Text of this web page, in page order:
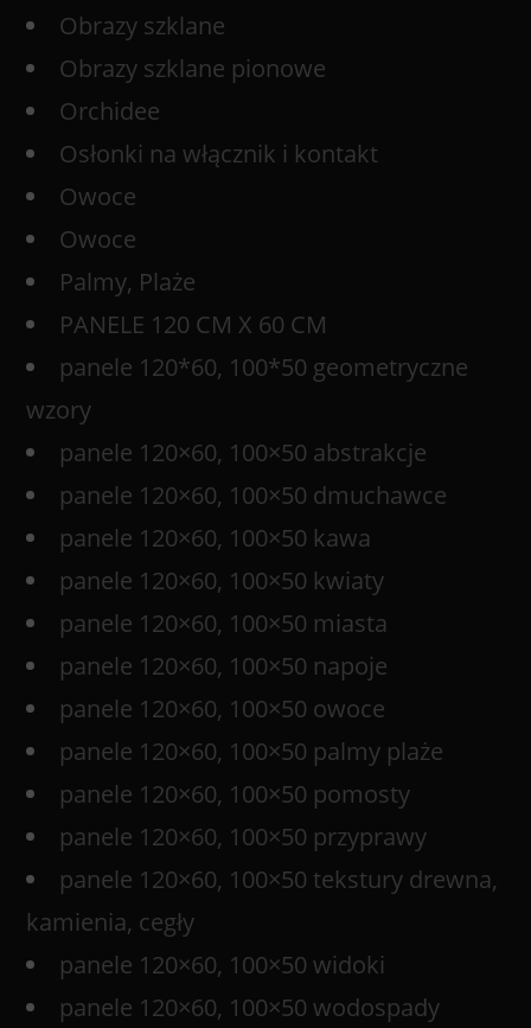
Obrazy szklane
Obrazy szklane pionowe
Orchidee
Osłonki na włącznik i kontakt
Owoce
Owoce
Palmy, Plaże
PANELE 120 CM X 60 CM
panele 120*60, 100*50 geometryczne
wzory
panele 120×60, 100×50 abstrakcje
panele 120×60, 100×50 dmuchawce
panele 120×60, 100×50 kawa
panele 120×60, 100×50 kwiaty
panele 120×60, 100×50 miasta
panele 120×60, 100×50 napoje
panele 120×60, 100×50 owoce
panele 120×60, 100×50 palmy plaże
panele 120×60, 100×50 pomosty
panele 120×60, 100×50 przyprawy
panele 120×60, 100×50 tekstury drewna,
kamienia, cegły
panele 120×60, 100×50 widoki
panele 120×60, 100×50 wodospady